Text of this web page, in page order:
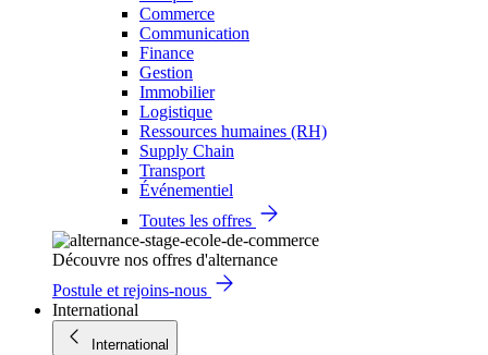
Commerce
Communication
Finance
Gestion
Immobilier
Logistique
Ressources humaines (RH)
Supply Chain
Transport
Événementiel
Toutes les offres
Découvre nos offres d'alternance
Postule et rejoins-nous
International
International